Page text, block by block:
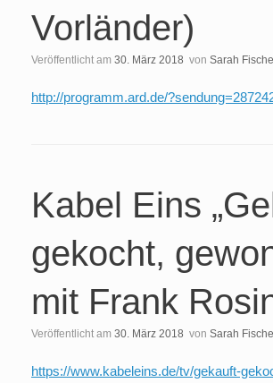
Vorländer)
Veröffentlicht am 30. März 2018 von Sarah
http://programm.ard.de/
Kabel Eins
gekocht,
mit Frank
Veröffentlicht am 30. März 2018 von Sarah
https://www.kabeleins.de/tv/gekauft-